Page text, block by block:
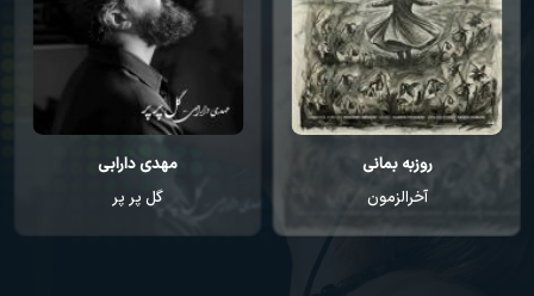
روزبه بمانی
آخرالزمون
مهدی دارابی
گل پر پر